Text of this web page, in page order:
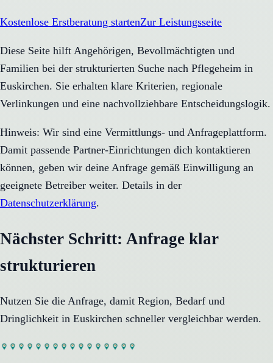
Kostenlose Erstberatung startenZur Leistungsseite
Diese Seite hilft Angehörigen, Bevollmächtigten und
Familien bei der strukturierten Suche nach Pflegeheim in
Euskirchen. Sie erhalten klare Kriterien, regionale
Verlinkungen und eine nachvollziehbare Entscheidungslogik.
Hinweis: Wir sind eine Vermittlungs- und Anfrageplattform.
Damit passende Partner-Einrichtungen dich kontaktieren
können, geben wir deine Anfrage gemäß Einwilligung an
geeignete Betreiber weiter. Details in der
Datenschutzerklärung.
Nächster Schritt: Anfrage klar
strukturieren
Nutzen Sie die Anfrage, damit Region, Bedarf und
Dringlichkeit in Euskirchen schneller vergleichbar werden.